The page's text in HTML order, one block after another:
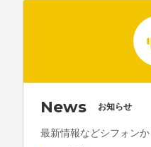
News お知らせ
最新情報などシフォンか